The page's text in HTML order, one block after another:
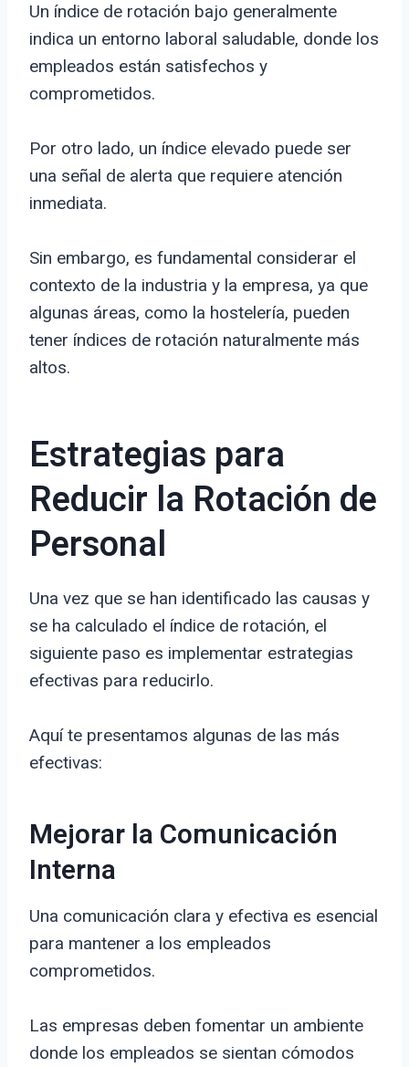
Un índice de rotación bajo generalmente
indica un entorno laboral saludable, donde los
empleados están satisfechos y
comprometidos.
Por otro lado, un índice elevado puede ser
una señal de alerta que requiere atención
inmediata.
Sin embargo, es fundamental considerar el
contexto de la industria y la empresa, ya que
algunas áreas, como la hostelería, pueden
tener índices de rotación naturalmente más
altos.
Estrategias para
Reducir la Rotación de
Personal
Una vez que se han identificado las causas y
se ha calculado el índice de rotación, el
siguiente paso es implementar estrategias
efectivas para reducirlo.
Aquí te presentamos algunas de las más
efectivas:
Mejorar la Comunicación
Interna
Una comunicación clara y efectiva es esencial
para mantener a los empleados
comprometidos.
Las empresas deben fomentar un ambiente
donde los empleados se sientan cómodos